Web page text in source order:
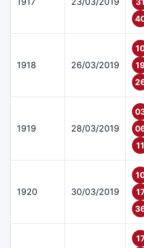
1918 26/03/2019
1919 28/03/2019
11
1920 30/03/2019